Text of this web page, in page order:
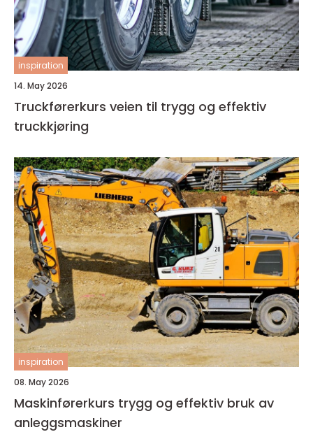
inspiration
14. May 2026
Truckførerkurs veien til trygg og effektiv
truckkjøring
inspiration
08. May 2026
Maskinførerkurs trygg og effektiv bruk av
anleggsmaskiner